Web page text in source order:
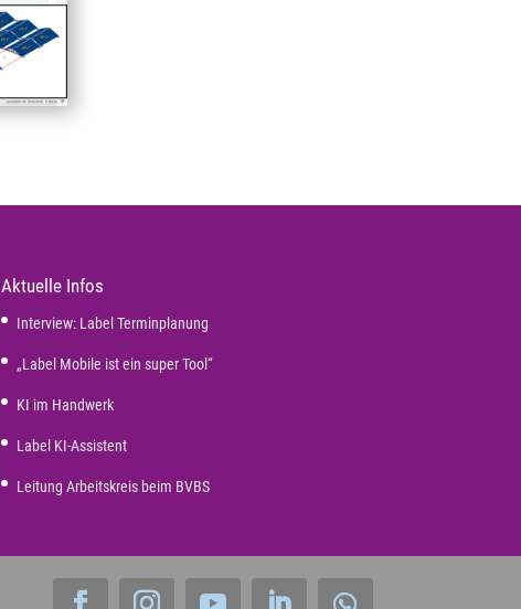
Aktuelle Infos
Interview: Label Terminplanung
„Label Mobile ist ein super Tool“
KI im Handwerk
Label KI-Assistent
Leitung Arbeitskreis beim BVBS